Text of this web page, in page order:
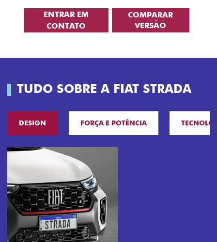
ENTRAR EM
CONTATO
COMPARAR
VERSÃO
TUDO SOBRE A FIAT STRADA
DESIGN FORÇA E POTÊNCIA